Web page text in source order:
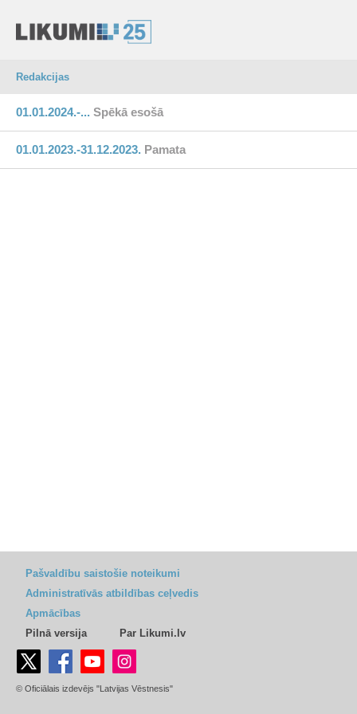
Redakcijas
01.01.2024.-... Spēkā esošā
01.01.2023.-31.12.2023. Pamata
Pašvaldību saistošie noteikumi
Administratīvās atbildības ceļvedis
Apmācības
Pilnā versija
Par Likumi.lv
© Oficiālais izdevējs "Latvijas Vēstnesis"